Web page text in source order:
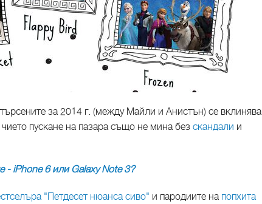
за 2014 г. (между Майли и Анистън) се вклинява
пускане на пазара също не мина без скандали и
- iPhone 6 или Galaxy Note 3?
"Петдесет нюанса сиво" и пародиите на попхита